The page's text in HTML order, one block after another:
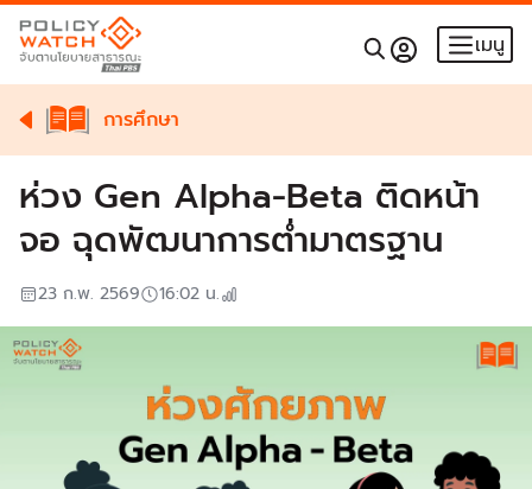
เมนู
การศึกษา
ห่วง Gen Alpha-Beta ติดหน้า
จอ ฉุดพัฒนาการต่ำมาตรฐาน
23 ก.พ. 2569 16:02 น.